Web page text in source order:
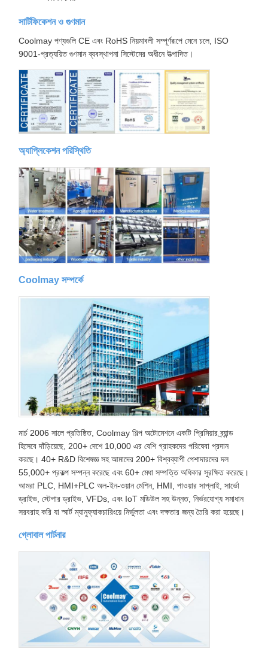
সার্টিফিকেশন ও গুণমান
Coolmay পণ্যগুলি CE এবং RoHS নিয়মাবলী সম্পূর্ণরূপে মেনে চলে, ISO
9001-প্রত্যয়িত গুণমান ব্যবস্থাপনা সিস্টেমের অধীনে উত্পাদিত।
অ্যাপ্লিকেশন পরিস্থিতি
Coolmay সম্পর্কে
মার্চ 2006 সালে প্রতিষ্ঠিত, Coolmay শিল্প অটোমেশনে একটি প্রিমিয়ার ব্র্যান্ড
হিসেবে দাঁড়িয়েছে, 200+ দেশে 10,000 এর বেশি গ্রাহকদের পরিষেবা প্রদান
করছে। 40+ R&D বিশেষজ্ঞ সহ আমাদের 200+ বিশ্বব্যাপী পেশাদারদের দল
55,000+ প্রকল্প সম্পন্ন করেছে এবং 60+ মেধা সম্পত্তি অধিকার সুরক্ষিত করেছে।
আমরা PLC, HMI+PLC অল-ইন-ওয়ান মেশিন, HMI, পাওয়ার সাপ্লাই, সার্ভো
ড্রাইভ, স্টেপার ড্রাইভ, VFDs, এবং IoT মডিউল সহ উন্নত, নির্ভরযোগ্য সমাধান
সরবরাহ করি যা স্মার্ট ম্যানুফ্যাকচারিংয়ে নির্ভুলতা এবং দক্ষতার জন্য তৈরি করা হয়েছে।
গ্লোবাল পার্টনার